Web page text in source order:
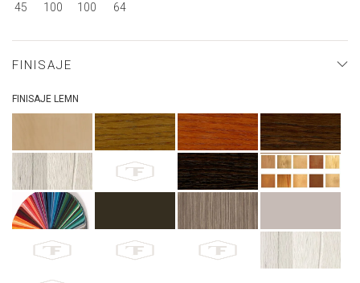
45 100 100 64
FINISAJE
FINISAJE LEMN